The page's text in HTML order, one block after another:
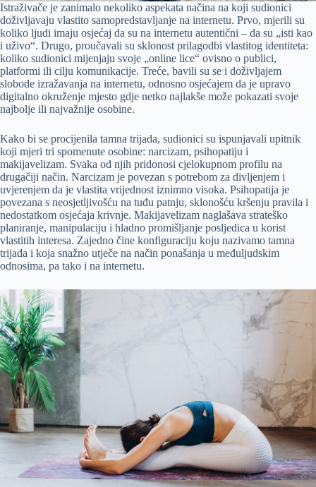
Istraživače je zanimalo nekoliko aspekata načina na koji sudionici
doživljavaju vlastito samopredstavljanje na internetu. Prvo, mjerili su
koliko ljudi imaju osjećaj da su na internetu autentični – da su „isti kao
i uživo“. Drugo, proučavali su sklonost prilagodbi vlastitog identiteta:
koliko sudionici mijenjaju svoje „online lice“ ovisno o publici,
platformi ili cilju komunikacije. Treće, bavili su se i doživljajem
slobode izražavanja na internetu, odnosno osjećajem da je upravo
digitalno okruženje mjesto gdje netko najlakše može pokazati svoje
najbolje ili najvažnije osobine.
Kako bi se procijenila tamna trijada, sudionici su ispunjavali upitnik
koji mjeri tri spomenute osobine: narcizam, psihopatiju i
makijavelizam. Svaka od njih pridonosi cjelokupnom profilu na
drugačiji način. Narcizam je povezan s potrebom za divljenjem i
uvjerenjem da je vlastita vrijednost iznimno visoka. Psihopatija je
povezana s neosjetljivošću na tuđu patnju, sklonošću kršenju pravila i
nedostatkom osjećaja krivnje. Makijavelizam naglašava strateško
planiranje, manipulaciju i hladno promišljanje posljedica u korist
vlastitih interesa. Zajedno čine konfiguraciju koju nazivamo tamna
trijada i koja snažno utječe na način ponašanja u međuljudskim
odnosima, pa tako i na internetu.